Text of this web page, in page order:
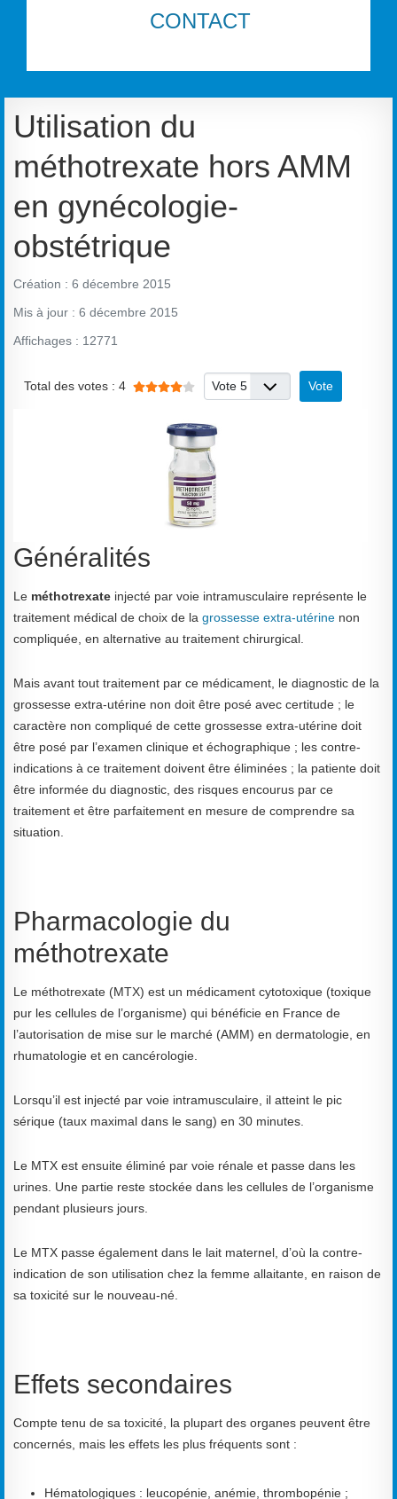
CONTACT
Utilisation du
méthotrexate hors AMM
en gynécologie-
obstétrique
Création : 6 décembre 2015
Mis à jour : 6 décembre 2015
Affichages : 12771
Total des votes : 4 Veuillez voter
Généralités
Le méthotrexate injecté par voie intramusculaire représente le
traitement médical de choix de la grossesse extra-utérine non
compliquée, en alternative au traitement chirurgical.
Mais avant tout traitement par ce médicament, le diagnostic de la
grossesse extra-utérine non doit être posé avec certitude ; le
caractère non compliqué de cette grossesse extra-utérine doit
être posé par l’examen clinique et échographique ; les contre-
indications à ce traitement doivent être éliminées ; la patiente doit
être informée du diagnostic, des risques encourus par ce
traitement et être parfaitement en mesure de comprendre sa
situation.
Pharmacologie du
méthotrexate
Le méthotrexate (MTX) est un médicament cytotoxique (toxique
pur les cellules de l’organisme) qui bénéficie en France de
l’autorisation de mise sur le marché (AMM) en dermatologie, en
rhumatologie et en cancérologie.
Lorsqu’il est injecté par voie intramusculaire, il atteint le pic
sérique (taux maximal dans le sang) en 30 minutes.
Le MTX est ensuite éliminé par voie rénale et passe dans les
urines. Une partie reste stockée dans les cellules de l’organisme
pendant plusieurs jours.
Le MTX passe également dans le lait maternel, d’où la contre-
indication de son utilisation chez la femme allaitante, en raison de
sa toxicité sur le nouveau-né.
Effets secondaires
Compte tenu de sa toxicité, la plupart des organes peuvent être
concernés, mais les effets les plus fréquents sont :
Hématologiques : leucopénie, anémie, thrombopénie ;